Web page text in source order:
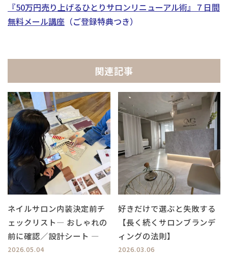
『50万円売り上げるひとりサロンリニューアル術』 ７日間
無料メール講座 （ご登録特典つき）
関連記事
ネイルサロン内装決定前チ
ェックリスト― おしゃれの
前に確認／設計シート ―
2026.05.04
好きだけで選ぶと失敗する
【長く続くサロンブランデ
ィングの法則】
2026.03.06